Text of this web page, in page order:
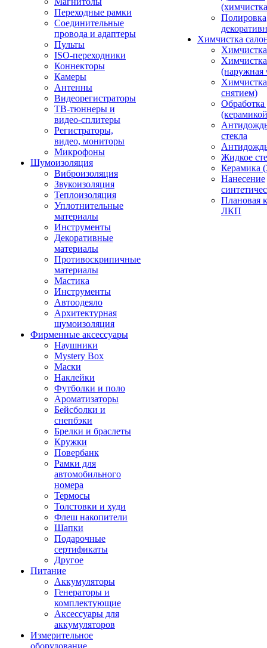
Переходные рамки
Соединительные
провода и адаптеры
Пульты
ISO-переходники
Коннекторы
Камеры
Антенны
Видеорегистраторы
ТВ-тюннеры и
видео-сплитеры
Регистраторы,
видео, мониторы
Микрофоны
Шумоизоляция
Виброизоляция
Звукоизоляция
Теплоизоляция
Уплотнительные
материалы
Инструменты
Декоративные
материалы
Противоскрипичные
материалы
Мастика
Инструменты
Автоодеяло
Архитектурная
шумоизоляция
Фирменные аксессуары
Наушники
Mystery Box
Маски
Наклейки
Футболки и поло
Ароматизаторы
Бейсболки и
снепбэки
Брелки и браслеты
Кружки
Повербанк
Рамки для
автомобильного
номера
Термосы
Толстовки и худи
Флеш накопители
Шапки
Подарочные
сертификаты
Другое
Питание
Аккумуляторы
Генераторы и
комплектующие
Аксессуары для
аккумуляторов
Измерительное
оборудование
Полировка
Химчистка
(наружная
снятием)
Обработка
стекла
Жидкое
Керамика
Нанесение
Плановая
ЛКП